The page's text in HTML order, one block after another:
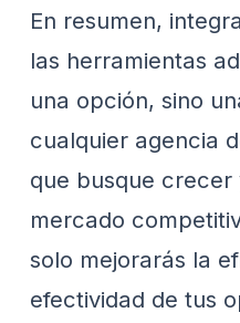
En resumen,
las herramientas
una opción, sino
cualquier agencia
que busque
mercado
solo mejorarás la
efectividad de tus